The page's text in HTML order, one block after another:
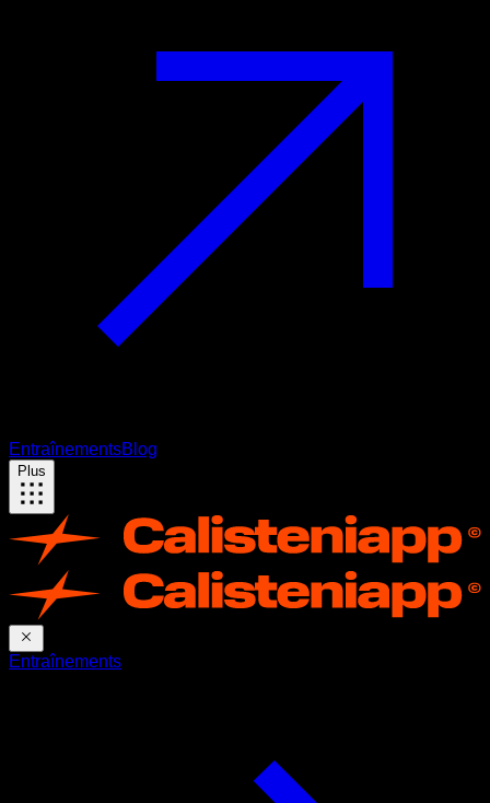
EntraînementsBlog
Plus
Entraînements